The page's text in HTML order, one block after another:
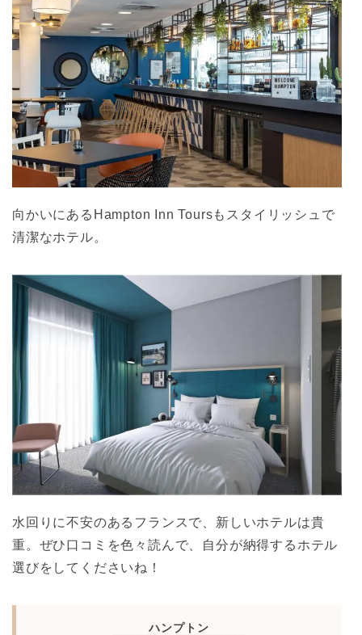
向かいにあるHampton Inn Toursもスタイリッシュで
清潔なホテル。
水回りに不安のあるフランスで、新しいホテルは貴
重。ぜひ口コミを色々読んで、自分が納得するホテル
選びをしてくださいね！
ハンプトン